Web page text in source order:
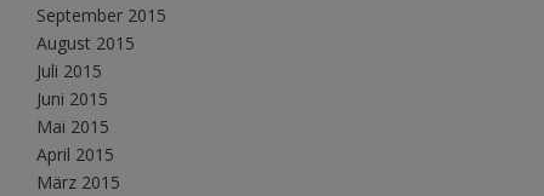
September 2015
August 2015
Juli 2015
Juni 2015
Mai 2015
April 2015
März 2015